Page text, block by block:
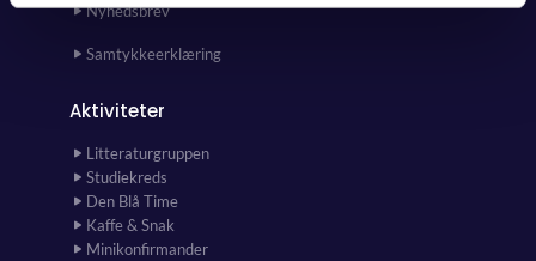
Nyhedsbrev
Samtykkeerklæring
Aktiviteter
Litteraturgruppen
Studiekreds
Den Blå Time
Kaffe & Snak
Minikonfirmander